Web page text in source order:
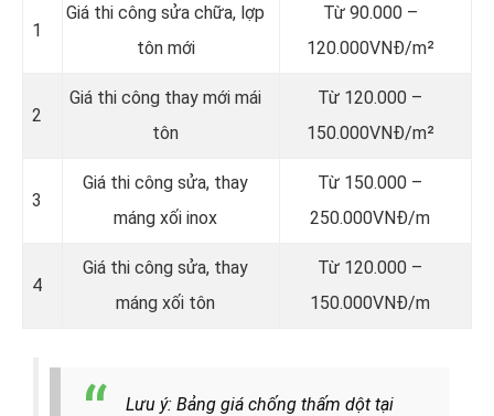
1
Giá thi công sửa chữa, lợp
tôn mới
Từ 90.000 –
120.000VNĐ/m²
2
Giá thi công thay mới mái
tôn
Từ 120.000 –
150.000VNĐ/m²
3
Giá thi công sửa, thay
máng xối inox
Từ 150.000 –
250.000VNĐ/m
4
Giá thi công sửa, thay
máng xối tôn
Từ 120.000 –
150.000VNĐ/m
Lưu ý: Bảng giá chống thấm dột tại